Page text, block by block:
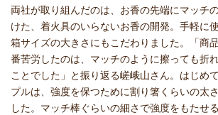
両社が取り組んだのは、お香の先端にマッチ
けた、着火具のいらないお香の開発。手軽に
箱サイズの大きさにもこだわりました。「商
番苦労したのは、マッチのように擦っても折
ことでした」と振り返る嵯峨山さん。はじめ
プルは、強度を保つために割り箸くらいの太
した。マッチ棒ぐらいの細さで強度をもたせ